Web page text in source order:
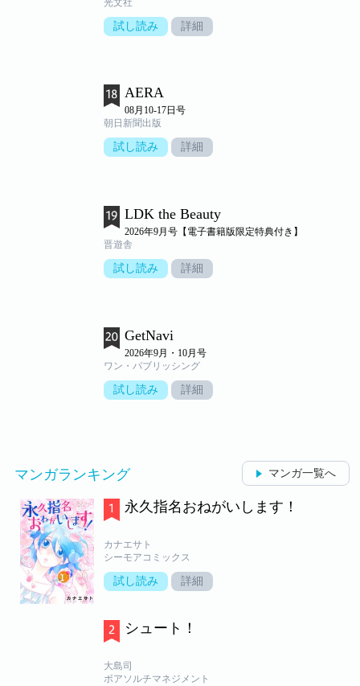
試し読み 詳細
AERA
08月10-17日号
朝日新聞出版
試し読み 詳細
LDK the Beauty
2026年9月号【電子書籍版限定特典付き】
晋遊舎
試し読み 詳細
GetNavi
2026年9月・10月号
ワン・パブリッシング
試し読み 詳細
マンガランキング マンガ一覧へ
永久指名おねがいします！
カナエサト
シーモアコミックス
試し読み 詳細
シュート！
大島司
ボアソルチマネジメント